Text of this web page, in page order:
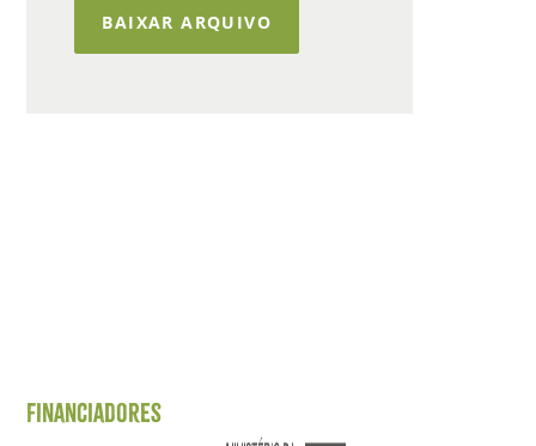
BAIXAR ARQUIVO
Financiadores